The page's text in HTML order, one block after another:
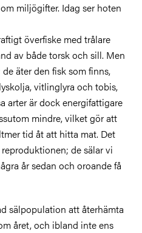
miljögifter. Idag ser hoten
överfiske med trålare
av både torsk och sill. Men
äter den fisk som finns,
vitlinglyra och tobis,
arter är dock energifattigare
mindre, vilket gör att
tid åt att hitta mat. Det
de sälar vi
år sedan och oroande få
sälpopulation att återhämta
året, och ibland inte ens